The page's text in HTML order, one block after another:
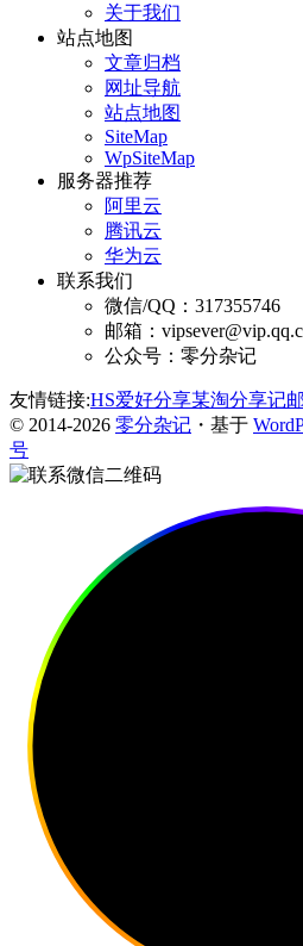
关于我们
站点地图
文章归档
网址导航
站点地图
SiteMap
WpSiteMap
服务器推荐
阿里云
腾讯云
华为云
联系我们
微信/QQ：317355746
邮箱：
公众号：零分杂记
友情链接:HS爱好分享某淘分享记
© 2014-2026 零分杂记 ・基于
号